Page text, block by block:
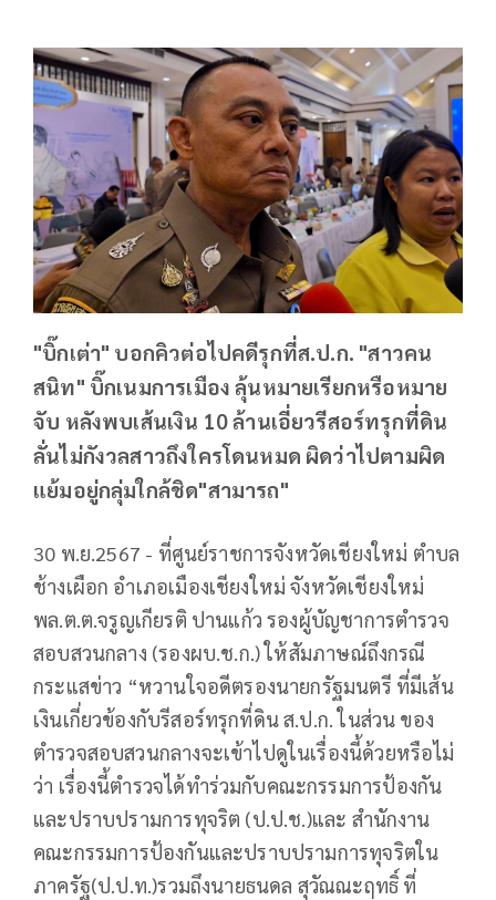
"บิ๊กเต่า" บอกคิวต่อไปคดีรุกที่ส.ป.ก. "สาวคน
สนิท" บิ๊กเนมการเมือง ลุ้นหมายเรียกหรือหมาย
จับ หลังพบเส้นเงิน 10 ล้านเอี่ยวรีสอร์ทรุกที่ดิน
ลั่นไม่กังวลสาวถึงใครโดนหมด ผิดว่าไปตามผิด
แย้มอยู่กลุ่มใกล้ชิด"สามารถ"
30 พ.ย.2567 - ที่ศูนย์ราชการจังหวัดเชียงใหม่ ตำบล
ช้างเผือก อำเภอเมืองเชียงใหม่ จังหวัดเชียงใหม่
พล.ต.ต.จรูญเกียรติ ปานแก้ว รองผู้บัญชาการตำรวจ
สอบสวนกลาง (รองผบ.ช.ก.) ให้สัมภาษณ์ถึงกรณี
กระแสข่าว “หวานใจอดีตรองนายกรัฐมนตรี ที่มีเส้น
เงินเกี่ยวข้องกับรีสอร์ทรุกที่ดิน ส.ป.ก. ในส่วน ของ
ตำรวจสอบสวนกลางจะเข้าไปดูในเรื่องนี้ด้วยหรือไม่
ว่า เรื่องนี้ตำรวจได้ทำร่วมกับคณะกรรมการป้องกัน
และปราบปรามการทุจริต (ป.ป.ช.)และ สำนักงาน
คณะกรรมการป้องกันและปราบปรามการทุจริตใน
ภาครัฐ(ป.ป.ท.)รวมถึงนายธนดล สุวัณณะฤทธิ์ ที่